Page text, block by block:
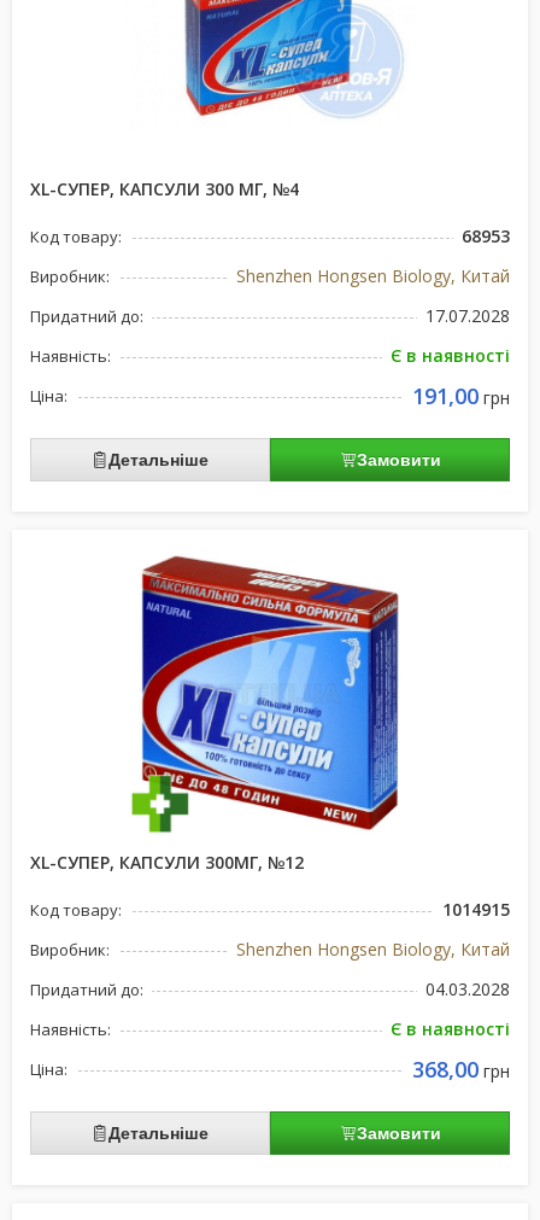
XL-СУПЕР, КАПСУЛИ 300 МГ, №4
Код товару: 68953
Виробник: Shenzhen Hongsen Biology, Китай
Придатний до: 17.07.2028
Наявність: Є в наявності
Ціна: 191,00 грн
Детальніше Замовити
XL-СУПЕР, КАПСУЛИ 300МГ, №12
Код товару: 1014915
Виробник: Shenzhen Hongsen Biology, Китай
Придатний до: 04.03.2028
Наявність: Є в наявності
Ціна: 368,00 грн
Детальніше Замовити